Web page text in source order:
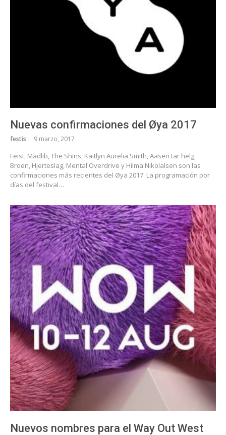
Nuevas confirmaciones del Øya 2017
festis 9 marzo, 2017
Feist, Madlib, The Shins, Kaitlyn Aurelia Smith, Aasen tar helg,
Broen, Hjerteslag, Mental Overdrive y Hilma Nikolalsen son las
confirmaciones más recientes del Øya 2017. La programación por
días del festival…
Nuevos nombres para el Way Out West